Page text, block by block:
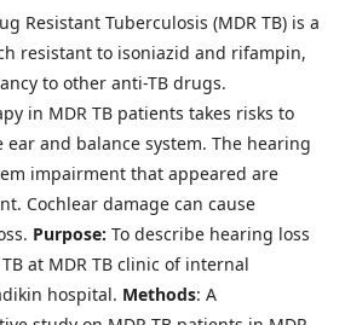
Resistant Tuberculosis (MDR TB) is a
resistant to isoniazid and rifampin,
to other anti-TB drugs.
in MDR TB patients takes risks to
and balance system. The hearing
impairment that appeared are
Cochlear damage can cause
Purpose: To describe hearing loss
at MDR TB clinic of internal
hospital. Methods: A